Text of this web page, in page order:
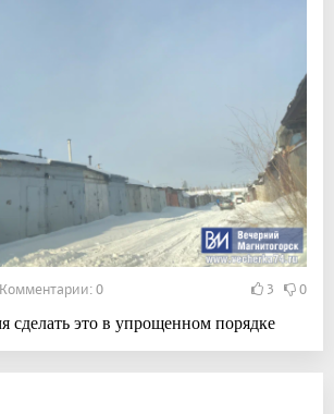
0 3 0
сделать это в упрощенном порядке